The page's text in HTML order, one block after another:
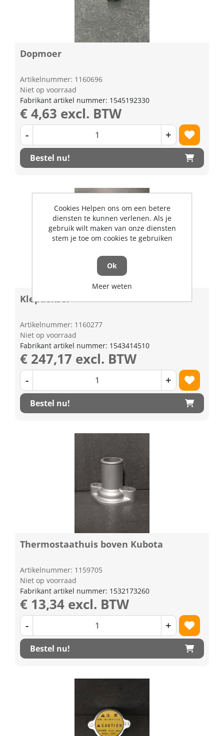
Dopmoer
Artikelnummer: 1160696
Niet op voorraad
Fabrikant artikel nummer: 1545192330
€ 4,63 excl. BTW
- +
Bestel nu!
Klepdeksel
Artikelnummer: 1160277
Niet op voorraad
Fabrikant artikel nummer: 1543414510
€ 247,17 excl. BTW
- +
Bestel nu!
Thermostaathuis boven Kubota
Artikelnummer: 1159705
Niet op voorraad
Fabrikant artikel nummer: 1532173260
€ 13,34 excl. BTW
- +
Bestel nu!
Cookies Helpen ons om een betere
diensten te kunnen verlenen. Als je
gebruik wilt maken van onze diensten
stem je toe om cookies te gebruiken
Ok
Meer weten